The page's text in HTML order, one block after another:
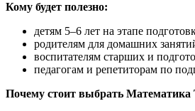
Кому будет полезно:
детям 5–6 лет на этапе
родителям для домашних
воспитателям старших и
педагогам и репетиторам по
Почему стоит выбрать Математика